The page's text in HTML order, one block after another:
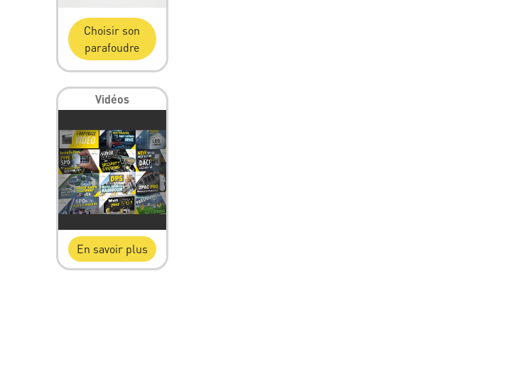
Choisir son
parafoudre
Vidéos
En savoir plus